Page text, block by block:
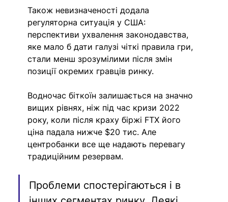
Також невизначеності додала
регуляторна ситуація у США:
перспективи ухвалення законодавства,
яке мало б дати галузі чіткі правила гри,
стали менш зрозумілими після змін
позиції окремих гравців ринку.
Водночас біткоїн залишається на значно
вищих рівнях, ніж під час кризи 2022
року, коли після краху біржі FTX його
ціна падала нижче $20 тис. Але
центробанки все ще надають перевагу
традиційним резервам.
Проблеми спостерігаються і в